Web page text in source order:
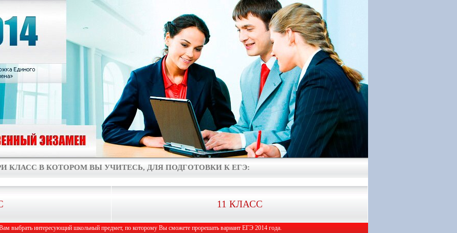
КЛАСС В КОТОРОМ ВЫ УЧИТЕСЬ, ДЛЯ ПОДГОТОВКИ К ЕГЭ:
11 КЛАСС
выбрать интересующий школьный предмет, по которому Вы сможете прорешать вариант ЕГЭ 2014 года.